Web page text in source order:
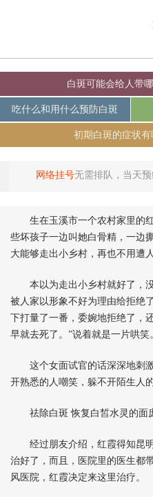
白斑可能会给人带
吃什么和用什么预防白斑
初期白斑的症状有
网络挂号无需排队，当天
生在玉溪市一个农村家里的红
些坏孩子一边叫她白骨精，一边
大能够走出小乡村，再也不用遭人
本以为走出小乡村就好了，没
被人家以形象不好为理由给拒绝
下打量了一番，委婉地拒绝了，
早就去死了。”说着就是一片哄笑
这个女面试官的话深深地刺激
开熟悉的人嘲笑，躲不开陌生人
祛除白斑 恢复白皙水灵的面
经过朋友介绍，红霞得知昆
治好了，而且，医院里的医生都
风医院，红霞决定来这里治疗。